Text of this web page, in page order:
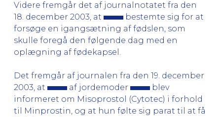
Videre fremgår det af journalnotatet fra den
18. december 2003, at
bestemte sig for at
forsøge en igangsætning af fødslen, som
skulle foregå den følgende dag med en
oplægning af fødekapsel.
Det fremgår af journalen fra den 19. december
2003, at
af jordemoder
blev
informeret om Misoprostol (Cytotec) i forhold
til Minprostin, og at hun følte sig parat til at få